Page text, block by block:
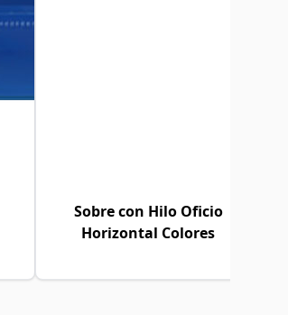
Sobre con Hilo Oficio
Horizontal Colores